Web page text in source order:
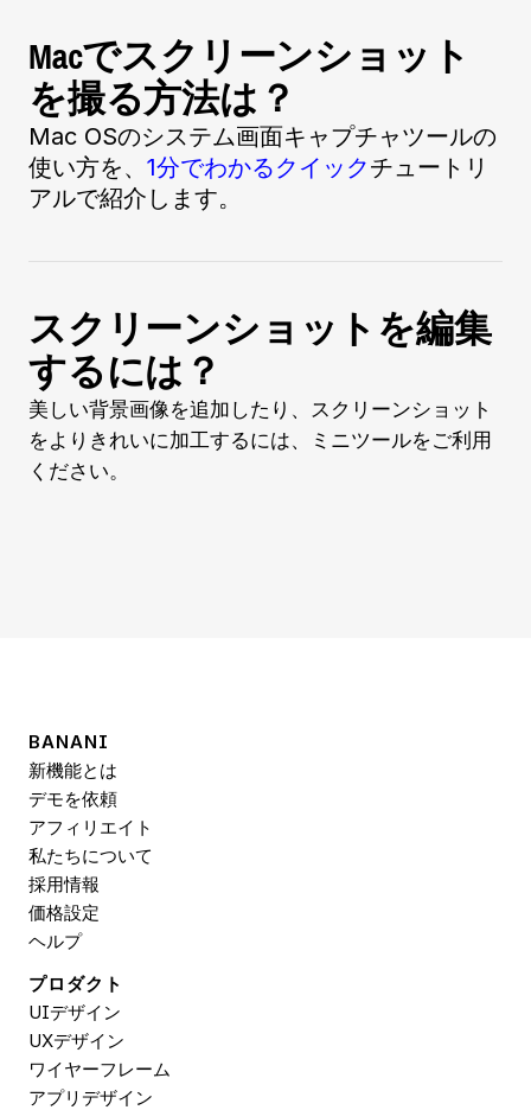
Macでスクリーンショット
を撮る方法は？
Mac OSのシステム画面キャプチャツールの
使い方を、 1分でわかるクイックチュートリ
アルで紹介します。
スクリーンショットを編集
するには？
美しい背景画像を追加したり、スクリーンショット
をよりきれいに加工するには、ミニツールをご利用
ください。
BANANI
新機能とは
デモを依頼
アフィリエイト
私たちについて
採用情報
価格設定
ヘルプ
プロダクト
UIデザイン
UXデザイン
ワイヤーフレーム
アプリデザイン